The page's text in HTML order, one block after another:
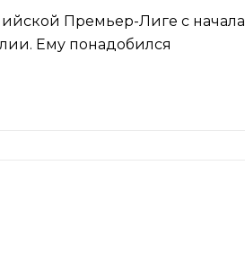
Премьер-Лиге с начала
Ему понадобился